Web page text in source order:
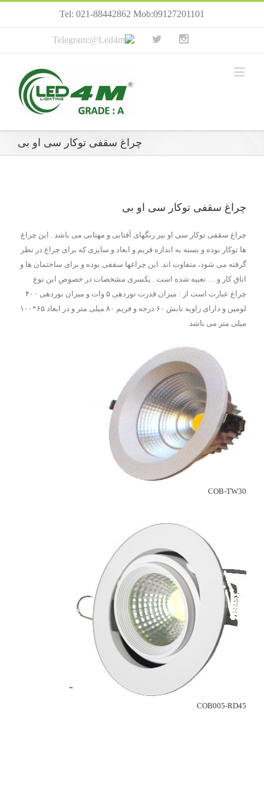
Tel: 021-88442862 Mob:09127201101
چراغ سقفی توکار سی او بی
چراغ سقفی توکار سی او بی
چراغ سقفی توکار سی او بیر رنگهای آفتابی و مهتابی می باشد . این چراغ
ها توکار بوده و بسته به اندازه فریم و ابعاد و سایزی که برای چراغ در نظر
گرفته می شود، متفاوت اند. این چراغها سقفی بوده و برای ساختمان ها و
اتاق کار و … تعبیه شده است . یکسری مشخصات در خصوص این نوع
چراغ عبارت است از : میزان قدرت نوردهی ۵ وات و میزان نوردهی ۴۰۰
لومین و دارای زاویه تابش ۶۰ درجه و فریم ۸۰ میلی متر و در ابعاد ۶۵*۱۰۰
میلی متر می باشد.
COB-TW30
COB005-RD45